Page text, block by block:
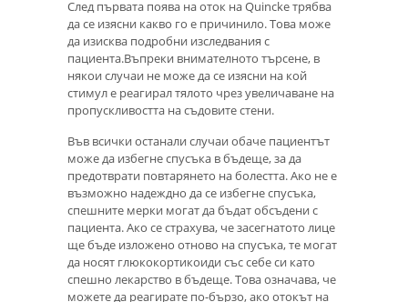
След първата поява на оток на Quincke трябва
да се изясни какво го е причинило. Това може
да изисква подробни изследвания с
пациента.Въпреки внимателното търсене, в
някои случаи не може да се изясни на кой
стимул е реагирал тялото чрез увеличаване на
пропускливостта на съдовите стени.
Във всички останали случаи обаче пациентът
може да избегне спусъка в бъдеще, за да
предотврати повтарянето на болестта. Ако не е
възможно надеждно да се избегне спусъка,
спешните мерки могат да бъдат обсъдени с
пациента. Ако се страхува, че засегнатото лице
ще бъде изложено отново на спусъка, те могат
да носят глюкокортикоиди със себе си като
спешно лекарство в бъдеще. Това означава, че
можете да реагирате по-бързо, ако отокът на